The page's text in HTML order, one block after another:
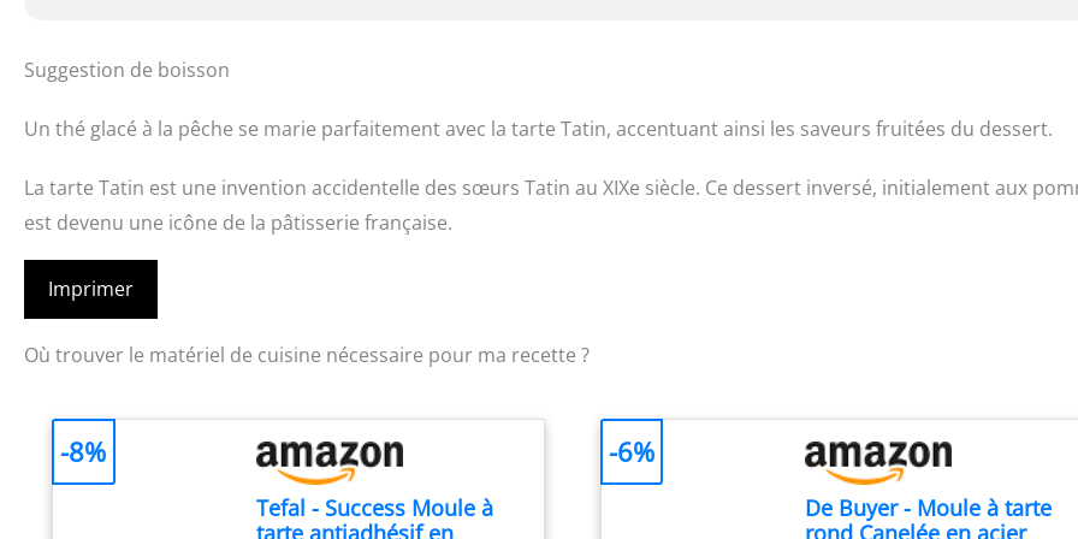
Suggestion de boisson
Un thé glacé à la pêche se marie parfaitement avec la tarte Tatin, accentuant ainsi les saveurs fruitées du dessert.
La tarte Tatin est une invention accidentelle des sœurs Tatin au XIXe siècle. Ce dessert inversé, initialement aux
est devenu une icône de la pâtisserie française.
Imprimer
Où trouver le matériel de cuisine nécessaire pour ma recette ?
Tefal - Success Moule à
-8%
De Buyer - Moule à tarte
-6%